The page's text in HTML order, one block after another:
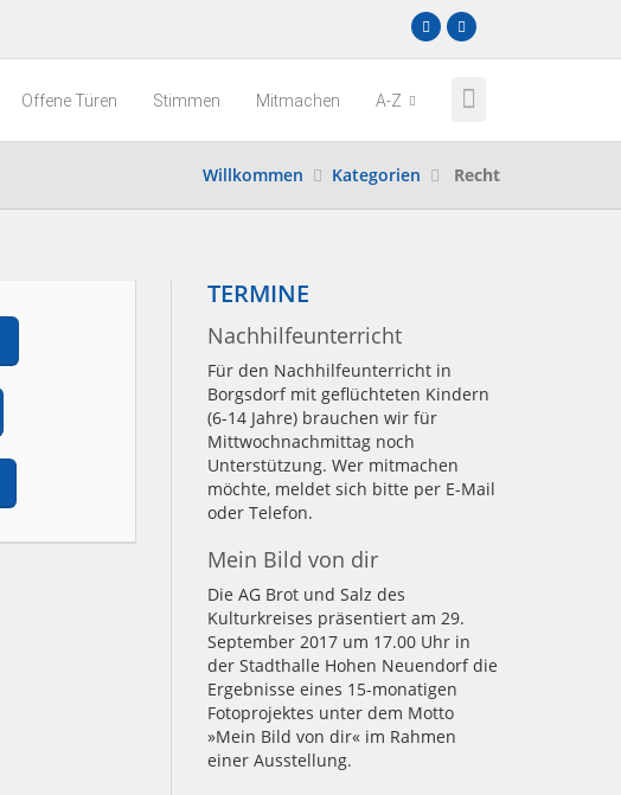
Offene Türen Stimmen Mitmachen A-Z
Willkommen Kategorien Recht
TERMINE
Nachhilfeunterricht
Für den Nachhilfeunterricht in
Borgsdorf mit geflüchteten Kindern
(6-14 Jahre) brauchen wir für
Mittwochnachmittag noch
Unterstützung. Wer mitmachen
möchte, meldet sich bitte per E-Mail
oder Telefon.
Mein Bild von dir
Die AG Brot und Salz des
Kulturkreises präsentiert am 29.
September 2017 um 17.00 Uhr in
der Stadthalle Hohen Neuendorf die
Ergebnisse eines 15-monatigen
Fotoprojektes unter dem Motto
»Mein Bild von dir« im Rahmen
einer Ausstellung.